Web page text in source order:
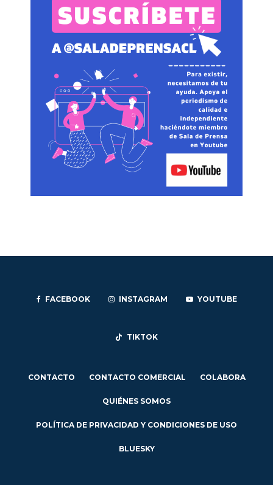
FACEBOOK INSTAGRAM YOUTUBE
TIKTOK
CONTACTO CONTACTO COMERCIAL COLABORA
QUIÉNES SOMOS
POLÍTICA DE PRIVACIDAD Y CONDICIONES DE USO
BLUESKY